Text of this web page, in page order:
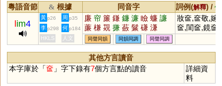
粵語音節 & 根據 同音字 詞例(解釋) /
lim4
黃 p26 周 p35 廉 帘 簾 鎌 鐮 濂 瞼 蠊 譧
薕 槏 覝 搛 蘞 鬑 磏 溓
妝奩,奩敬,嫁
奩,閨奩,鏡奩
李 p298 何 p184
HKLS 人文 同聲同韻 同韻同調 同聲同調
其他方言讀音
本字庫於「 奩 」字下錄有7個方言點的讀音
詳細資
料